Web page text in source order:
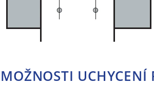
MOŽNOSTI UCHYCENÍ